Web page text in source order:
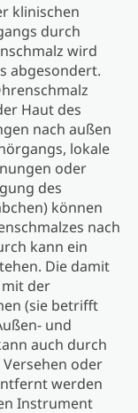
klinischen
durch
wird
abgesondert.
Haut des
nach außen
lokale
oder
des
können
nach
kann ein
Die damit
der
(sie betrifft
und
auch durch
oder
werden
Instrument